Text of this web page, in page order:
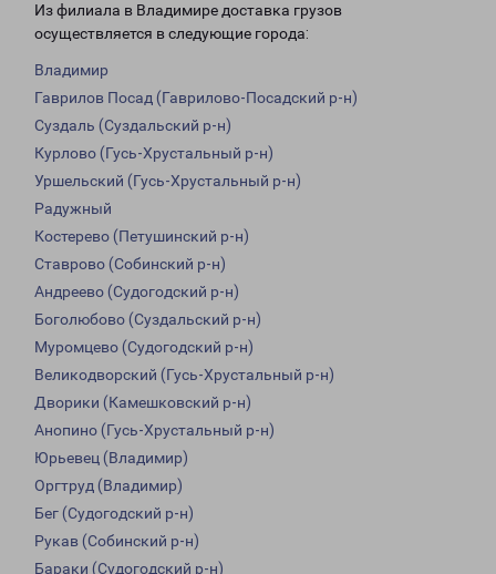
Из филиала в Владимире доставка грузов
осуществляется в следующие города:
Владимир
Гаврилов Посад (Гаврилово-Посадский р-н)
Суздаль (Суздальский р-н)
Курлово (Гусь-Хрустальный р-н)
Уршельский (Гусь-Хрустальный р-н)
Радужный
Костерево (Петушинский р-н)
Ставрово (Собинский р-н)
Андреево (Судогодский р-н)
Боголюбово (Суздальский р-н)
Муромцево (Судогодский р-н)
Великодворский (Гусь-Хрустальный р-н)
Дворики (Камешковский р-н)
Анопино (Гусь-Хрустальный р-н)
Юрьевец (Владимир)
Оргтруд (Владимир)
Бег (Судогодский р-н)
Рукав (Собинский р-н)
Бараки (Судогодский р-н)